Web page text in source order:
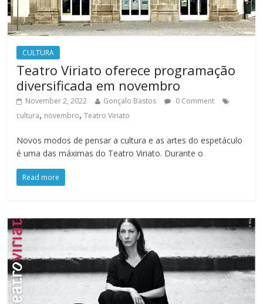
CULTURA
Teatro Viriato oferece programação
diversificada em novembro
November 2, 2022 Gonçalo Bastos
0 Comment
cultura, novembro,Teatro Viriato
Novos modos de pensar a cultura e as artes do espetáculo
é uma das máximas do Teatro Viriato. Durante o
Read more